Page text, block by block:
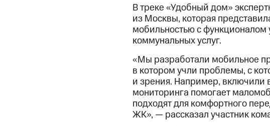
В треке «Удобный дом»
из Москвы, которая
мобильностью с
коммунальных услуг.
«Мы разработали мобильное
в котором учли проблемы, с
и зрения. Например, включили
мониторинга помогает
подходят для комфортного
ЖК», — рассказал участник